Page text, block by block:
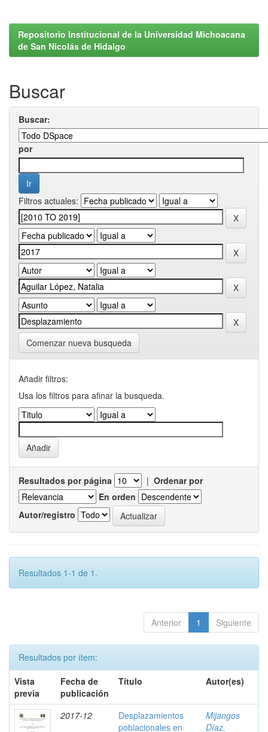
Repositorio Institucional de la Universidad Michoacana
de San Nicolás de Hidalgo
Buscar
Buscar:
por
Filtros actuales:
Comenzar nueva busqueda
Añadir filtros:
Usa los filtros para afinar la busqueda.
Resultados por página | Ordenar por
En orden
Autor/registro
Resultados 1-1 de 1.
Anterior 1 Siguiente
Resultados por ítem:
Vista
previa
Fecha de
publicación
Título Autor(es)
2017-12
Desplazamientos
poblacionales en
Mijangos
Díaz,